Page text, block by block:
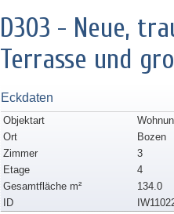
D303 - Neue,
Terrasse und
Eckdaten
Objektart
Ort
Bozen
Zimmer
3
Etage
4
Gesamtfläche m²
134.0
ID